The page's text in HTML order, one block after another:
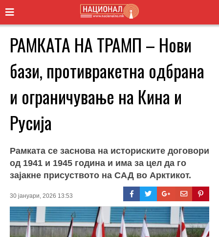
РАМКАТА НА ТРАМП – Нови
бази, противракетна одбрана
и ограничување на Кина и
Русија
Рамката се заснова на историските договори
од 1941 и 1945 година и има за цел да го
зајакне присуството на САД во Арктикот.
30 јануари, 2026 13:53